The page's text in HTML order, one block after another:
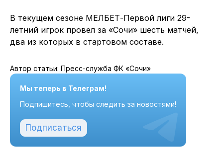
В текущем сезоне МЕЛБЕТ-Первой лиги 29-
летний игрок провел за «Сочи» шесть матчей,
два из которых в стартовом составе.
Автор статьи: Пресс-служба ФК «Сочи»
Мы теперь в Телеграм!
Подпишитесь, чтобы следить за новостями!
Подписаться